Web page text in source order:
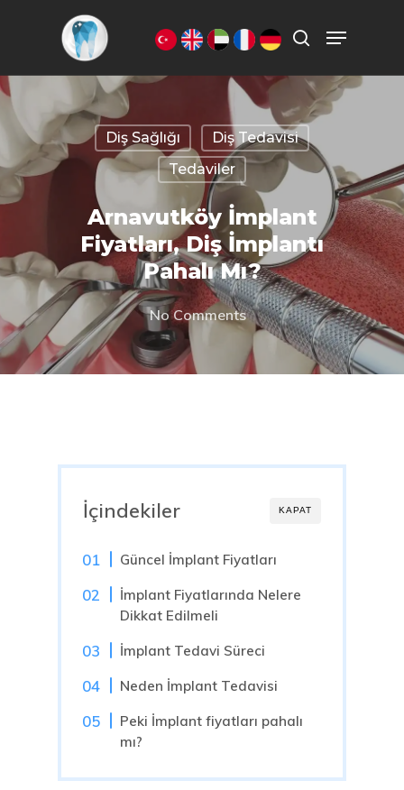
Aramak istediğiniz kelimeyi yazarak
ENTER'a basın.
Diş Sağlığı
Diş Tedavisi
Tedaviler
Arnavutköy İmplant
Fiyatları, Diş İmplantı
Pahalı Mı?
No Comments
KAPAT
İçindekiler
Güncel İmplant Fiyatları
İmplant Fiyatlarında Nelere
Dikkat Edilmeli
İmplant Tedavi Süreci
Neden İmplant Tedavisi
Peki İmplant fiyatları pahalı
mı?